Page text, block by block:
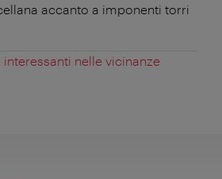
accanto a imponenti torri
interessanti nelle vicinanze